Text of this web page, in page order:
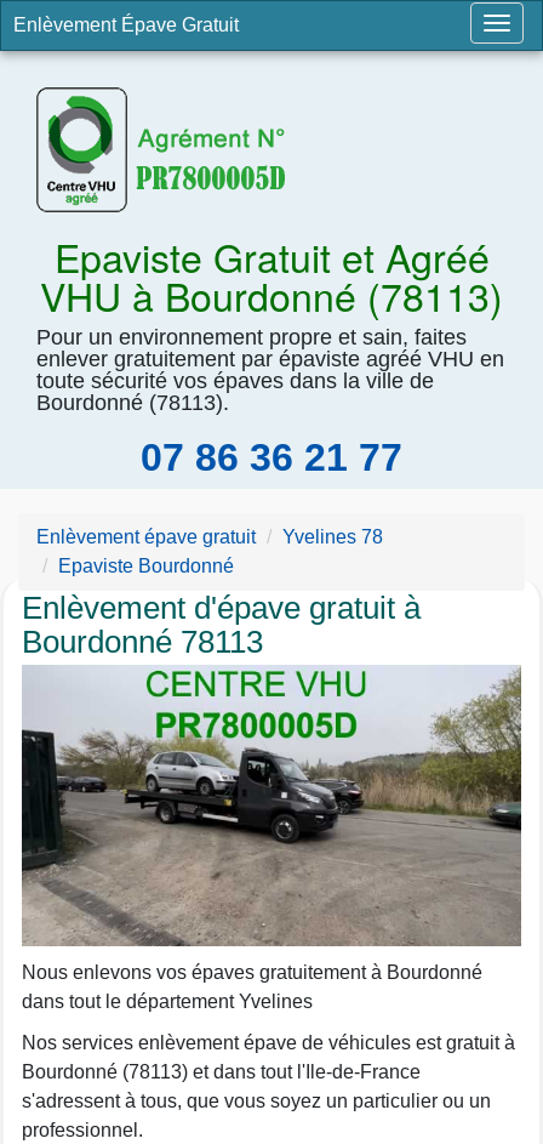
Enlèvement Épave Gratuit
Epaviste Gratuit et Agréé
VHU à Bourdonné (78113)
Pour un environnement propre et sain, faites
enlever gratuitement par épaviste agréé VHU en
toute sécurité vos épaves dans la ville de
Bourdonné (78113).
07 86 36 21 77
Enlèvement épave gratuit
Yvelines 78
Epaviste Bourdonné
Enlèvement d'épave gratuit à
Bourdonné 78113
Nous enlevons vos épaves gratuitement à Bourdonné
dans tout le département Yvelines
Nos services enlèvement épave de véhicules est gratuit à
Bourdonné (78113) et dans tout l'Ile-de-France
s'adressent à tous, que vous soyez un particulier ou un
professionnel.